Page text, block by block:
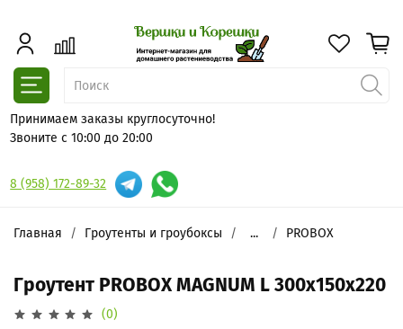
Принимаем заказы круглосуточно!
Звоните с 10:00 до 20:00
8 (958) 172-89-32
Главная Гроутенты и гроубоксы ... PROBOX
Гроутент PROBOX MAGNUM L 300х150х220
(0)